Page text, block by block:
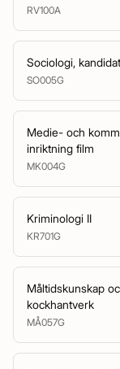
RV100A
Sociologi,
SO005G
Medie- och
inriktning film
MK004G
Kriminologi II
KR701G
Måltidskunskap
kockhantverk
MÅ057G